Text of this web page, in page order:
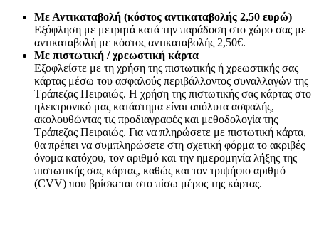
Με Αντικαταβολή (κόστος αντικαταβολής 2,50 ευρώ)
Εξόφληση με μετρητά κατά την παράδοση στο χώρο σας με
αντικαταβολή με κόστος αντικαταβολής 2,50€.
Με πιστωτική / χρεωστική κάρτα
Εξοφλείστε με τη χρήση της πιστωτικής ή χρεωστικής σας
κάρτας μέσω του ασφαλούς περιβάλλοντος συναλλαγών της
Τράπεζας Πειραιώς. Η χρήση της πιστωτικής σας κάρτας στο
ηλεκτρονικό μας κατάστημα είναι απόλυτα ασφαλής,
ακολουθώντας τις προδιαγραφές και μεθοδολογία της
Τράπεζας Πειραιώς. Για να πληρώσετε με πιστωτική κάρτα,
θα πρέπει να συμπληρώσετε στη σχετική φόρμα το ακριβές
όνομα κατόχου, τον αριθμό και την ημερομηνία λήξης της
πιστωτικής σας κάρτας, καθώς και τον τριψήφιο αριθμό
(CVV) που βρίσκεται στο πίσω μέρος της κάρτας.